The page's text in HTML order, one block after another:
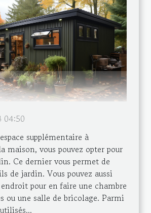
04:50
supplémentaire à
maison, vous pouvez opter pour
Ce dernier vous permet de
de jardin. Vous pouvez aussi
pour en faire une chambre
ou une salle de bricolage. Parmi